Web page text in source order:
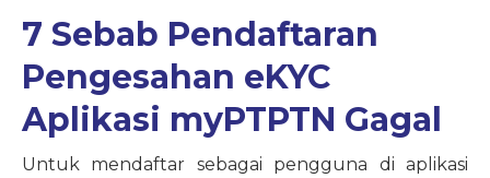
7 Sebab Pendaftaran
Pengesahan eKYC
Aplikasi myPTPTN Gagal
Untuk mendaftar sebagai pengguna di aplikasi